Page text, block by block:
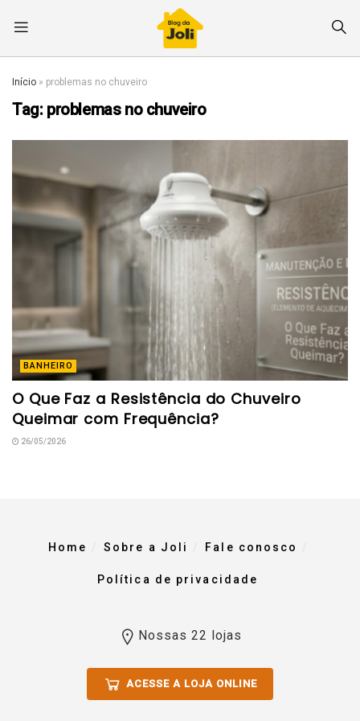
Início » problemas no chuveiro
Tag: problemas no chuveiro
BANHEIRO
O Que Faz a Resistência do Chuveiro
Queimar com Frequência?
26/05/2026
Home Sobre a Joli Fale conosco
Política de privacidade
Nossas 22 lojas
ACESSE A LOJA ONLINE